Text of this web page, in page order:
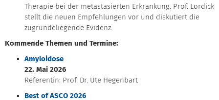
Therapie bei der metastasierten Erkrankung. Prof. Lordick
stellt die neuen Empfehlungen vor und diskutiert die
zugrundeliegende Evidenz.
Kommende Themen und Termine:
Amyloidose
22. Mai 2026
Referentin: Prof. Dr. Ute Hegenbart
Best of ASCO 2026